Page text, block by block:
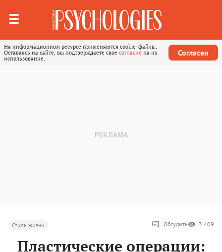
На информационном ресурсе применяются cookie-файлы.
Оставаясь на сайте, вы подтверждаете свое согласие на их
использование.
Согласен
Стиль жизни Обсудить 3 409
Пластические операции: